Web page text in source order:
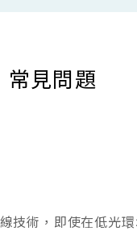
常見問題
技術，即使在低光